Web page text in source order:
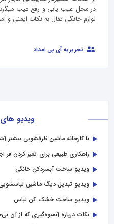
ویدیو
با کارخانه ماشین ظرفشویی بیشتر
راهکاری طبیعی برای تمیز کردن فر
ویدیو ساخت آبسردکن خانگی
ویدیو تبدیل دیگ ماشین
ویدیو ساخت خشک کن لباس
نکات درباره آبمیوه‌گیری که از آن
در محل عیب یابی و رفع عیب میگردد
لوازم خانگی تفال به نکات ایمنی و
تحریریه آی پی امداد